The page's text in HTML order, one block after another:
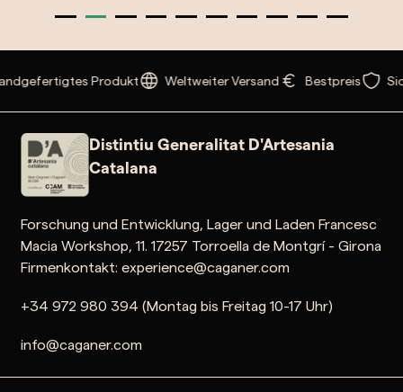
Produkt Weltweiter Versand Bestpreis
Distintiu Generalitat D'Artesania
Catalana
Forschung und Entwicklung, Lager und Laden Francesc
Macia Workshop, 11. 17257 Torroella de Montgrí - Girona
Firmenkontakt: experience@caganer.com
+34 972 980 394 (Montag bis Freitag 10-17 Uhr)
info@caganer.com